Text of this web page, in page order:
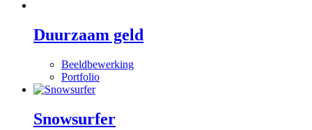
Duurzaam geld
Beeldbewerking
Portfolio
Snowsurfer